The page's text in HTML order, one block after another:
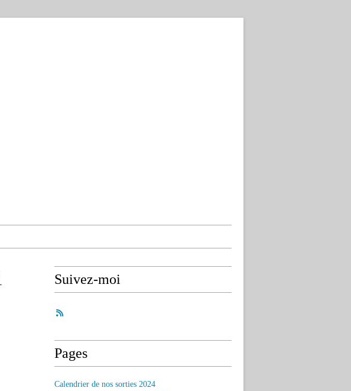
Suivez-moi
Pages
Calendrier de nos sorties 2024